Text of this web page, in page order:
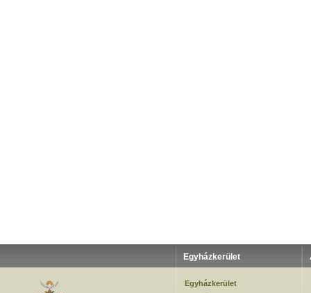
Egyházkerület
Egyházkerület